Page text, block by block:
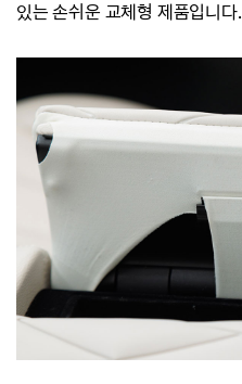
있는 손쉬운 교체형 제품입니다.